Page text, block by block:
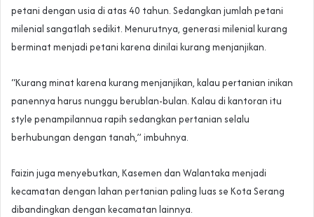
petani dengan usia di atas 40 tahun. Sedangkan jumlah petani
milenial sangatlah sedikit. Menurutnya, generasi milenial kurang
berminat menjadi petani karena dinilai kurang menjanjikan.
“Kurang minat karena kurang menjanjikan, kalau pertanian inikan
panennya harus nunggu berublan-bulan. Kalau di kantoran itu
style penampilannua rapih sedangkan pertanian selalu
berhubungan dengan tanah,” imbuhnya.
Faizin juga menyebutkan, Kasemen dan Walantaka menjadi
kecamatan dengan lahan pertanian paling luas se Kota Serang
dibandingkan dengan kecamatan lainnya.